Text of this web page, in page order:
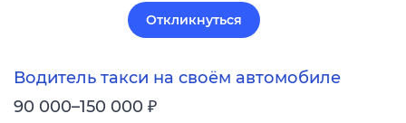
Откликнуться
Водитель такси на своём автомобиле
90 000–150 000 ₽